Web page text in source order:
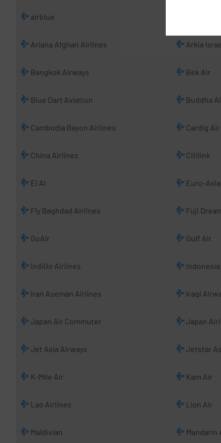
airblue
Ariana Afghan Airlines Arkia
Bangkok Airways Bek Air
Blue Dart Aviation Buddha
Cambodia Bayon Airlines Cardig Air
China Airlines Citilink
El Al Euro-
Fly Baghdad Airlines Fuji
GoAir Gulf Air
IndiGo Airlines Indonesia
Iran Aseman Airlines Iraqi
Japan Air Commuter Japan
Jet Asia Airways Jetstar
K-Mile Air Kam Air
Lao Airlines Lion Air
Maldivian Mandarin